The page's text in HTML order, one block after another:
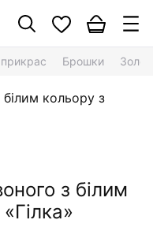
Брошки
з білим